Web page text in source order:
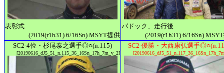
表彰式
(2019(r1h31).6/16Sn) MSYT提供
パドック、走行後
(2019(r1h31).6/16Sn)
SC2-4位・杉尾泰之選手◎○(n.115)
[20190616_dJ5_51_n.115_36_16Sn_17h_7m_v_2]
SC2-優勝・大西康弘選手